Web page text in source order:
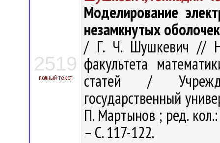
2519
полный текст
Моделирование
незамкнутых оболочек
/ Г. Ч. Шушкевич //
факультета
статей /
государственный
П. Мартынов ; ред.
– С. 117-122.